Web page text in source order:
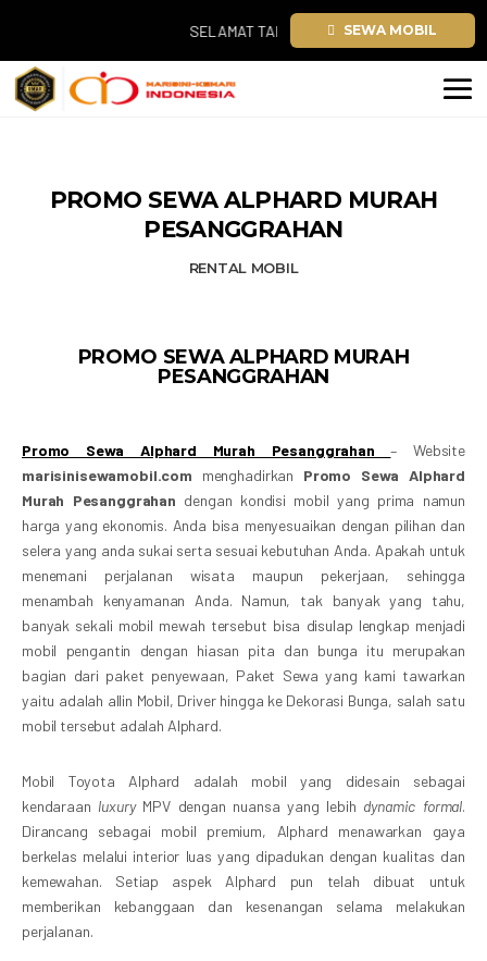
SELAMAT TAHUN BARU 2026. TEMUKAN SEWA
SEWA MOBIL
PROMO SEWA ALPHARD MURAH
PESANGGRAHAN
RENTAL MOBIL
PROMO SEWA ALPHARD MURAH
PESANGGRAHAN
Promo Sewa Alphard Murah Pesanggrahan– Website
marisinisewamobil.com menghadirkan Promo Sewa Alphard
Murah Pesanggrahan dengan kondisi mobil yang prima namun
harga yang ekonomis. Anda bisa menyesuaikan dengan pilihan dan
selera yang anda sukai serta sesuai kebutuhan Anda. Apakah untuk
menemani perjalanan wisata maupun pekerjaan, sehingga
menambah kenyamanan Anda. Namun, tak banyak yang tahu,
banyak sekali mobil mewah tersebut bisa disulap lengkap menjadi
mobil pengantin dengan hiasan pita dan bunga itu merupakan
bagian dari paket penyewaan, Paket Sewa yang kami tawarkan
yaitu adalah allin Mobil, Driver hingga ke Dekorasi Bunga, salah satu
mobil tersebut adalah Alphard.
Mobil Toyota Alphard adalah mobil yang didesain sebagai
kendaraan luxuryMPV dengan nuansa yang lebih dynamic formal.
Dirancang sebagai mobil premium, Alphard menawarkan gaya
berkelas melalui interior luas yang dipadukan dengan kualitas dan
kemewahan. Setiap aspek Alphard pun telah dibuat untuk
memberikan kebanggaan dan kesenangan selama melakukan
perjalanan.